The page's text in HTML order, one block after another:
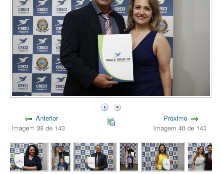
Anterior
Imagem 38 de 143
Próximo
Imagem 40 de 143